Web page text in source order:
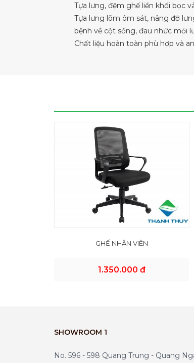
Tựa lưng, đệm ghế liền khối bọc
Tựa lưng lõm ôm sát, nâng đỡ
bệnh về cột sống, đau nhức mỏi
Chất liệu hoàn toàn phù hợp và
GHẾ NHÂN VIÊN
1.350.000 đ
SHOWROOM 1
No. 596 - 598 Quang Trung - Quang